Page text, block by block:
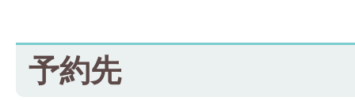
予約先